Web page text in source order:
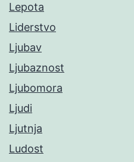
Lepota
Liderstvo
Ljubav
Ljubaznost
Ljubomora
Ljudi
Ljutnja
Ludost